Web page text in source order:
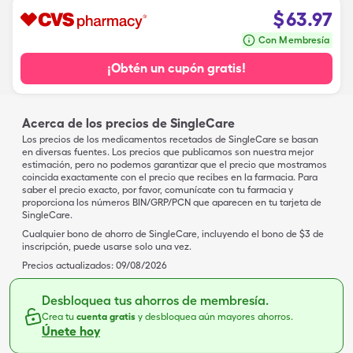
$63.97
Con Membresía
¡Obtén un cupón gratis!
Acerca de los precios de SingleCare
Los precios de los medicamentos recetados de SingleCare se basan
en diversas fuentes. Los precios que publicamos son nuestra mejor
estimación, pero no podemos garantizar que el precio que mostramos
coincida exactamente con el precio que recibes en la farmacia. Para
saber el precio exacto, por favor, comunícate con tu farmacia y
proporciona los números BIN/GRP/PCN que aparecen en tu tarjeta de
SingleCare.
Cualquier bono de ahorro de SingleCare, incluyendo el bono de $3 de
inscripción, puede usarse solo una vez.
Precios actualizados: 09/08/2026
Desbloquea tus ahorros de membresía.
Crea tu cuenta gratis y desbloquea aún mayores ahorros.
Únete hoy